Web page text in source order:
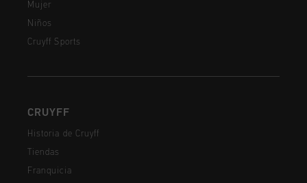
Mujer
Niños
Cruyff Sports
CRUYFF
Historia de Cruyff
Tiendas
Franquicia